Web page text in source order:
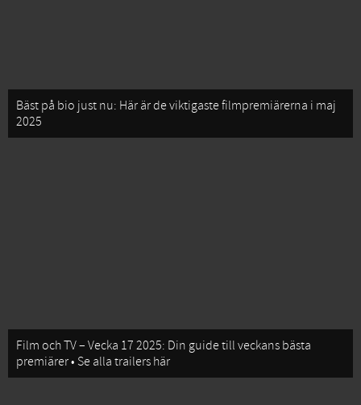
Bäst på bio just nu: Här är de viktigaste filmpremiärerna i maj
2025
Film och TV – Vecka 17 2025: Din guide till veckans bästa
premiärer • Se alla trailers här